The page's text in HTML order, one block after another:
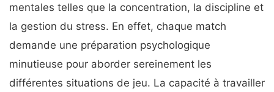
mentales telles que la concentration, la discipline et
la gestion du stress. En effet, chaque match
demande une préparation psychologique
minutieuse pour aborder sereinement les
différentes situations de jeu. La capacité à travailler